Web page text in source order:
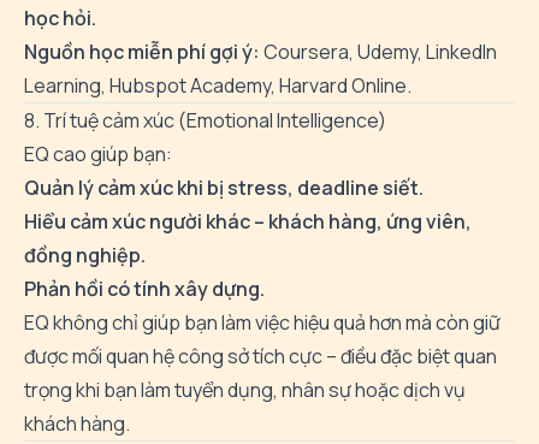
học hỏi.
Nguồn học miễn phí gợi ý: Coursera, Udemy, LinkedIn
Learning, Hubspot Academy, Harvard Online.
8. Trí tuệ cảm xúc (Emotional Intelligence)
EQ cao giúp bạn:
Quản lý cảm xúc khi bị stress, deadline siết.
Hiểu cảm xúc người khác – khách hàng, ứng viên,
đồng nghiệp.
Phản hồi có tính xây dựng.
EQ không chỉ giúp bạn làm việc hiệu quả hơn mà còn giữ
được mối quan hệ công sở tích cực – điều đặc biệt quan
trọng khi bạn làm tuyển dụng, nhân sự hoặc dịch vụ
khách hàng.